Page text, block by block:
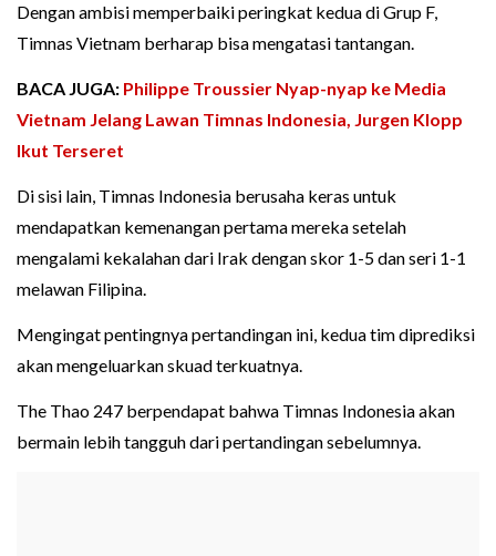
Dengan ambisi memperbaiki peringkat kedua di Grup F,
Timnas Vietnam berharap bisa mengatasi tantangan.
BACA JUGA: Philippe Troussier Nyap-nyap ke Media
Vietnam Jelang Lawan Timnas Indonesia, Jurgen Klopp
Ikut Terseret
Di sisi lain, Timnas Indonesia berusaha keras untuk
mendapatkan kemenangan pertama mereka setelah
mengalami kekalahan dari Irak dengan skor 1-5 dan seri 1-1
melawan Filipina.
Mengingat pentingnya pertandingan ini, kedua tim diprediksi
akan mengeluarkan skuad terkuatnya.
The Thao 247 berpendapat bahwa Timnas Indonesia akan
bermain lebih tangguh dari pertandingan sebelumnya.